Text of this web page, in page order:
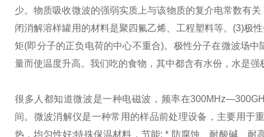
少。物质吸收微波的强弱实质上与该物质的复介电常数有
闭消解溶样罐用的材料是聚四氟乙烯、工程塑料等。 (3)极
矩(即分子的正负电荷的中心不重合)。极性分子在微波场
量而使温度升高。我们吃的食物，其中都含有水份，水是
很多人都知道微波是一种电磁波，频率在
间。微波消解仪是一种常用的样品前处理设备，主要用于
热，均匀性好;特殊保温材料，节能; * 防腐蚀、耐酸碱、